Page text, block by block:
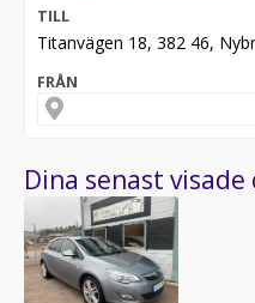
TILL
Titanvägen 18, 382 46,
FRÅN
Dina senast